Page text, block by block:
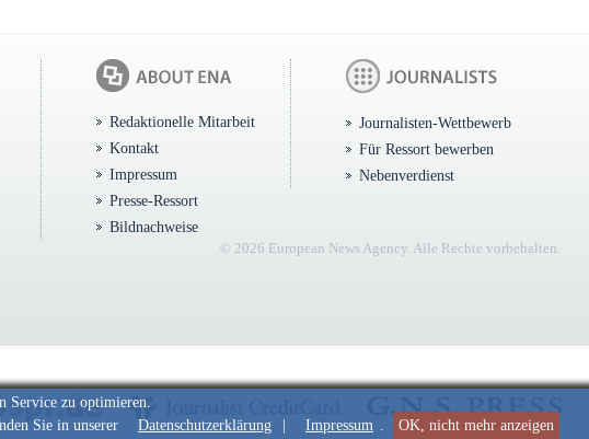
Service zu optimieren.
Sie in unserer Datenschutzerklärung Impressum . OK, nicht mehr anzeigen
Redaktionelle Mitarbeit
Kontakt
Impressum
Presse-Ressort
Bildnachweise
Journalisten-Wettbewerb
Für Ressort bewerben
Nebenverdienst
© 2026 European News Agency. Alle Rechte vorbehalten.